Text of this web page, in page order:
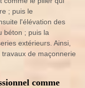
; puis le
l'élévation des
béton ; puis la
extérieurs. Ainsi,
de maçonnerie
comme